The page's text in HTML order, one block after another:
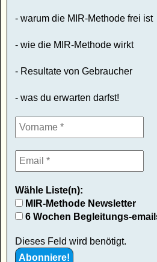
- warum die MIR-Methode frei ist
- wie die MIR-Methode wirkt
- Resultate von Gebraucher
- was du erwarten darfst!
Wähle Liste(n):
MIR-Methode Newsletter
6 Wochen Begleitungs-
Dieses Feld wird benötigt.